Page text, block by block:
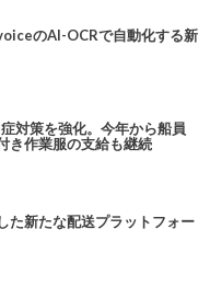
のAI-OCRで自動化する新
対策を強化。今年から船員
き作業服の支給も継続
新たな配送プラットフォー